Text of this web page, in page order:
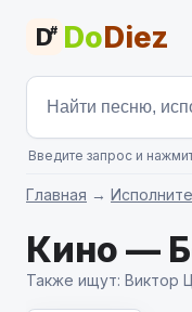
D# DoDiez
Введите запрос и
Главная →
Кино —
аккорды для
Также ищут: Виктор